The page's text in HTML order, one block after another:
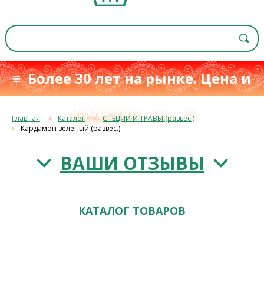
≡ Более 30 лет на рынке. Цена и
качествос 1993 г.≡
Главная Каталог
СПЕЦИИ И ТРАВЫ (развес.)
Кардамон зелёный (развес.)
ВАШИ ОТЗЫВЫ
КАТАЛОГ ТОВАРОВ